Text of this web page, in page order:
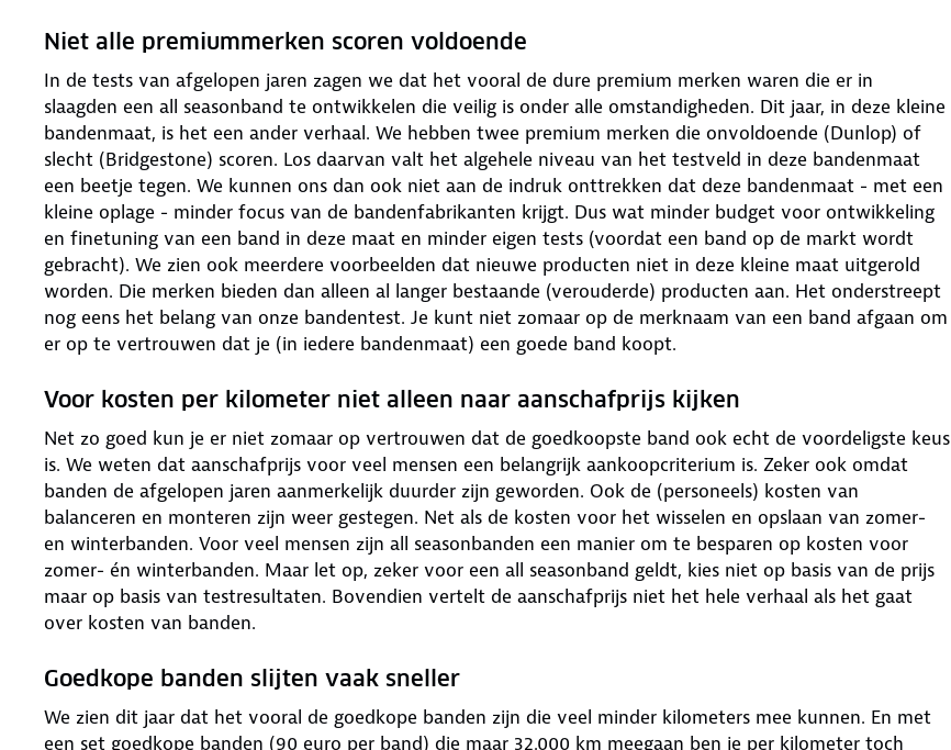
Niet alle premiummerken scoren voldoende
In de tests van afgelopen jaren zagen we dat het vooral de dure premium merken waren die er in
slaagden een all seasonband te ontwikkelen die veilig is onder alle omstandigheden. Dit jaar, in deze kleine
bandenmaat, is het een ander verhaal. We hebben twee premium merken die onvoldoende (Dunlop) of
slecht (Bridgestone) scoren. Los daarvan valt het algehele niveau van het testveld in deze bandenmaat
een beetje tegen. We kunnen ons dan ook niet aan de indruk onttrekken dat deze bandenmaat - met een
kleine oplage - minder focus van de bandenfabrikanten krijgt. Dus wat minder budget voor ontwikkeling
en finetuning van een band in deze maat en minder eigen tests (voordat een band op de markt wordt
gebracht). We zien ook meerdere voorbeelden dat nieuwe producten niet in deze kleine maat uitgerold
worden. Die merken bieden dan alleen al langer bestaande (verouderde) producten aan. Het onderstreept
nog eens het belang van onze bandentest. Je kunt niet zomaar op de merknaam van een band afgaan om
er op te vertrouwen dat je (in iedere bandenmaat) een goede band koopt.
Voor kosten per kilometer niet alleen naar aanschafprijs kijken
Net zo goed kun je er niet zomaar op vertrouwen dat de goedkoopste band ook echt de voordeligste keus
is. We weten dat aanschafprijs voor veel mensen een belangrijk aankoopcriterium is. Zeker ook omdat
banden de afgelopen jaren aanmerkelijk duurder zijn geworden. Ook de (personeels) kosten van
balanceren en monteren zijn weer gestegen. Net als de kosten voor het wisselen en opslaan van zomer-
en winterbanden. Voor veel mensen zijn all seasonbanden een manier om te besparen op kosten voor
zomer- én winterbanden. Maar let op, zeker voor een all seasonband geldt, kies niet op basis van de prijs
maar op basis van testresultaten. Bovendien vertelt de aanschafprijs niet het hele verhaal als het gaat
over kosten van banden.
Goedkope banden slijten vaak sneller
We zien dit jaar dat het vooral de goedkope banden zijn die veel minder kilometers mee kunnen. En met
een set goedkope banden (90 euro per band) die maar 32.000 km meegaan ben je per kilometer toch